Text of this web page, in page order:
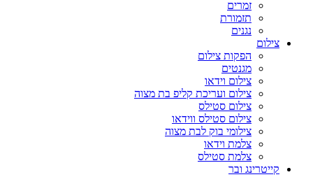
זמרים
תזמורת
נגנים
צילום
הפקות צילום
מגנטים
צילום וידאו
צילום ועריכת קליפ בת מצוה
צילום סטילס
צילום סטילס ווידאו
צילומי בוק לבת מצוה
צלמת וידאו
צלמת סטילס
קייטרינג ובר